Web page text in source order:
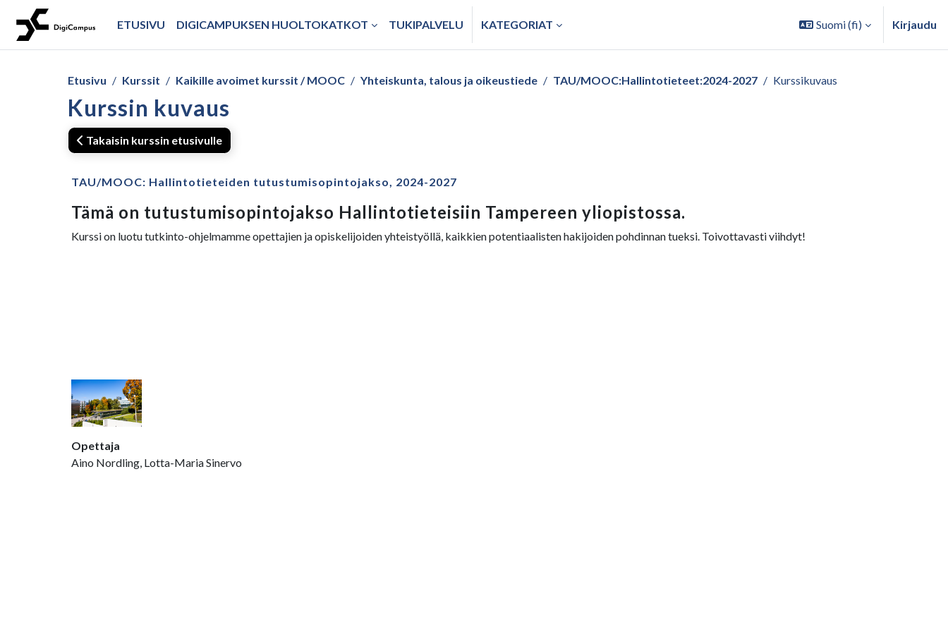
Siirry pääsisältöön
ETUSIVU
DIGICAMPUKSEN HUOLTOKATKOT TUKIPALVELU KATEGORIAT Suomi ‎(fi)‎ Kirjaudu
Etusivu Kurssit Kaikille avoimet kurssit / MOOC Yhteiskunta, talous ja oikeustiede TAU/MOOC:Hallintotieteet:2024-2027 Kurssikuvaus
Kurssin kuvaus
Takaisin kurssin etusivulle
TAU/MOOC: Hallintotieteiden tutustumisopintojakso, 2024-2027
Tämä on tutustumisopintojakso Hallintotieteisiin Tampereen yliopistossa.
Kurssi on luotu tutkinto-ohjelmamme opettajien ja opiskelijoiden yhteistyöllä, kaikkien potentiaalisten hakijoiden pohdinnan tueksi. Toivottavasti viihdyt!
Opettaja
Aino Nordling, Lotta-Maria Sinervo